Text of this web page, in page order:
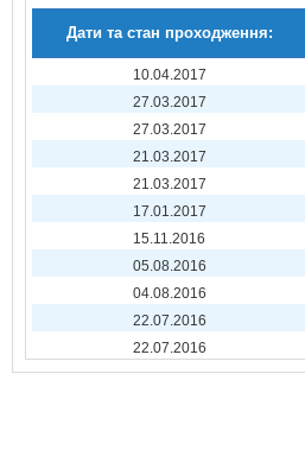
Дати та стан проходження:
10.04.2017
27.03.2017
27.03.2017
21.03.2017
21.03.2017
17.01.2017
15.11.2016
05.08.2016
04.08.2016
22.07.2016
22.07.2016